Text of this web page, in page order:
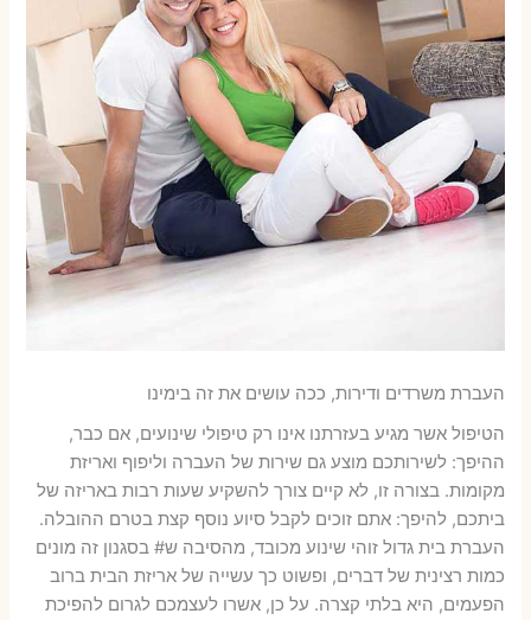
העברת משרדים ודירות, ככה עושים את זה בימינו
הטיפול אשר מגיע בעזרתנו אינו רק טיפולי שינועים, אם כבר,
ההיפך: לשירותכם מוצע גם שירות של העברה וליפוף ואריזת
מקומות. בצורה זו, לא קיים צורך להשקיע שעות רבות באריזה של
ביתכם, להיפך: אתם זוכים לקבל סיוע נוסף קצת בטרם ההובלה.
העברת בית גדול זוהי שינוע מכובד, מהסיבה ש# בסגנון זה מונים
כמות רצינית של דברים, ופשוט כך עשייה של אריזת הבית ברוב
הפעמים, היא בלתי קצרה. על כן, אשרו לעצמכם לגרום להפיכת